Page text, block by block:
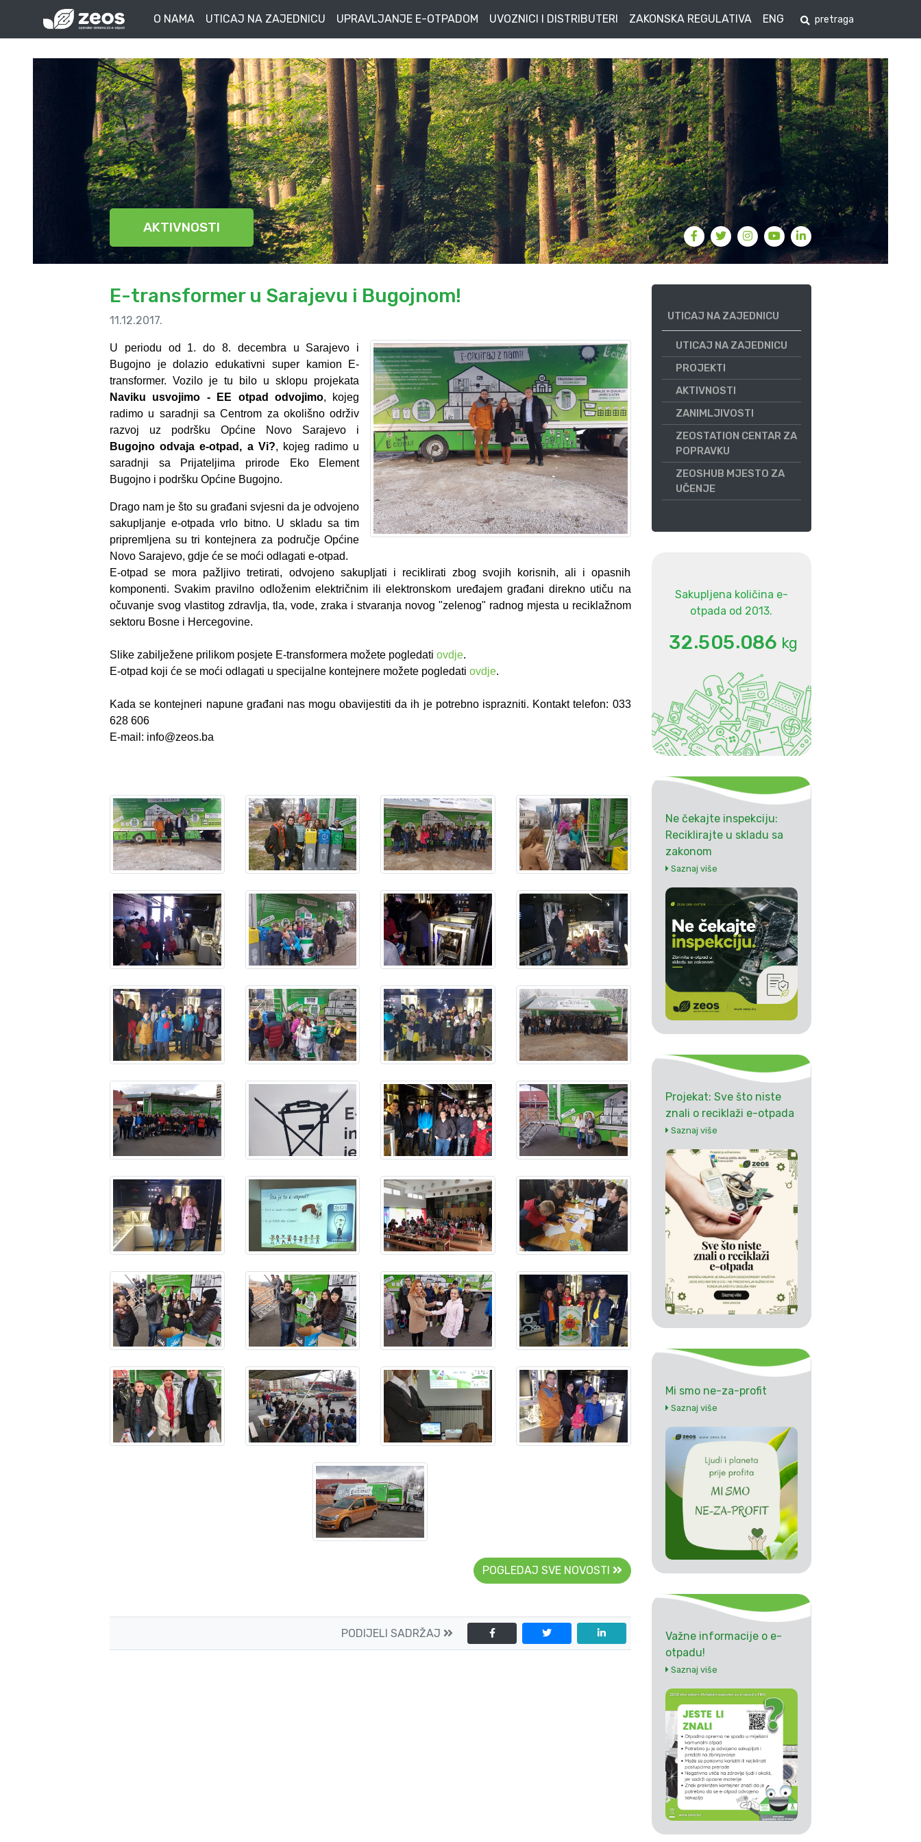
O NAMA UTICAJ NA ZAJEDNICU UPRAVLJANJE E-OTPADOM UVOZNICI I DISTRIBUTERI ZAKONSKA REGULATIVA ENG
AKTIVNOSTI
E-transformer u Sarajevu i Bugojnom!
11.12.2017.
U periodu od 1. do 8. decembra u Sarajevo i
Bugojno je dolazio edukativni super kamion E-
transformer. Vozilo je tu bilo u sklopu projekata
Naviku usvojimo - EE otpad odvojimo, kojeg
radimo u saradnji sa Centrom za okolišno održiv
razvoj uz podršku Općine Novo Sarajevo i
Bugojno odvaja e-otpad, a Vi?, kojeg radimo u
saradnji sa Prijateljima prirode Eko Element
Bugojno i podršku Općine Bugojno.
Drago nam je što su građani svjesni da je odvojeno
sakupljanje e-otpada vrlo bitno. U skladu sa tim
pripremljena su tri kontejnera za područje Općine
Novo Sarajevo, gdje će se moći odlagati e-otpad.
E-otpad se mora pažljivo tretirati, odvojeno sakupljati i reciklirati zbog svojih korisnih, ali i opasnih
komponenti. Svakim pravilno odloženim električnim ili elektronskom uređajem građani direkno utiču na
očuvanje svog vlastitog zdravlja, tla, vode, zraka i stvaranja novog "zelenog" radnog mjesta u reciklažnom
sektoru Bosne i Hercegovine.
Slike zabilježene prilikom posjete E-transformera možete pogledati ovdje.
E-otpad koji će se moći odlagati u specijalne kontejnere možete pogledati ovdje.
Kada se kontejneri napune građani nas mogu obavijestiti da ih je potrebno isprazniti. Kontakt telefon: 033
628 606
E-mail: info@zeos.ba
POGLEDAJ SVE NOVOSTI
PODIJELI SADRŽAJ
UTICAJ NA ZAJEDNICU
UTICAJ NA ZAJEDNICU
PROJEKTI
AKTIVNOSTI
ZANIMLJIVOSTI
ZEOSTATION CENTAR ZA
POPRAVKU
ZEOSHUB MJESTO ZA
UČENJE
Sakupljena količina e-
otpada od 2013.
32.505.086 kg
Ne čekajte inspekciju:
Reciklirajte u skladu sa
zakonom
Saznaj više
Projekat: Sve što niste
znali o reciklaži e-otpada
Saznaj više
Mi smo ne-za-profit
Saznaj više
Važne informacije o e-
otpadu!
Saznaj više